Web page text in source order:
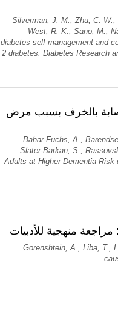
Silverman, J. M., Zhu, C. W.,
West, R. K., Sano, M.,
diabetes self-management and
2 diabetes. Diabetes Research
بالخرف بسبب مرض
Bahar-Fuchs, A.,
Slater-Barkan, S.,
Adults at Higher Dementia Risk
منهجية للأدبيات
Gorenshtein, A., Liba, T.,